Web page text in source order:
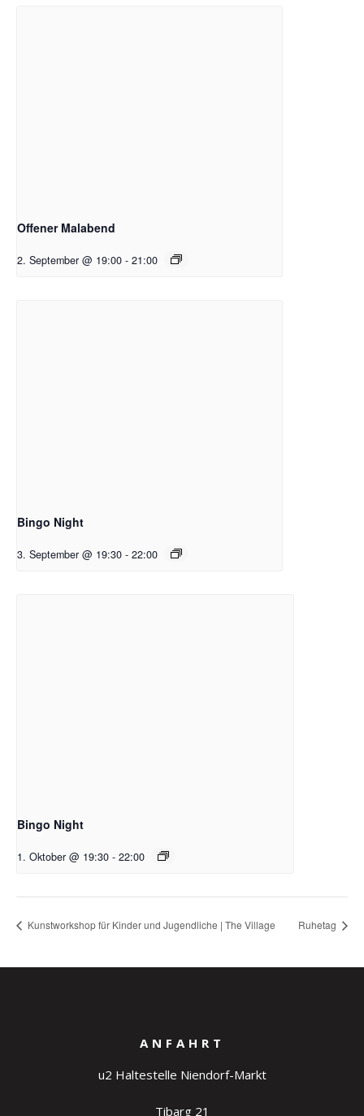
Offener Malabend
2. September @ 19:00 - 21:00
Bingo Night
3. September @ 19:30 - 22:00
Bingo Night
1. Oktober @ 19:30 - 22:00
Kunstworkshop für Kinder und Jugendliche | The Village Ruhetag
ANFAHRT
u2 Haltestelle Niendorf-Markt
Tibarg 21